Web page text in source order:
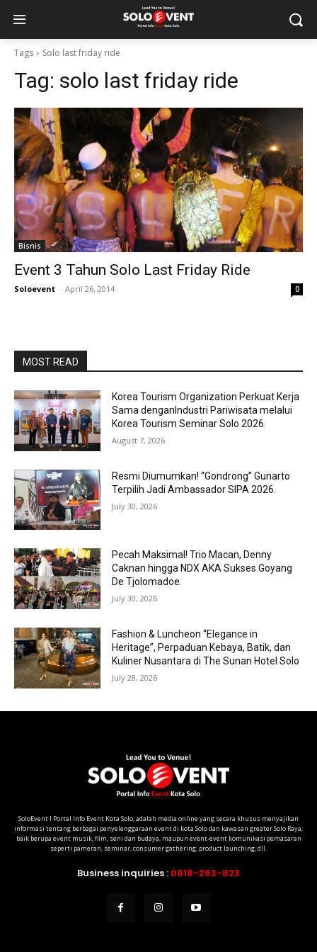
Tags Solo last friday ride
Tag: solo last friday ride
Bisnis
Event 3 Tahun Solo Last Friday Ride
Soloevent - April 26, 2014 0
MOST READ
Korea Tourism Organization Perkuat Kerja
Sama denganIndustri Pariwisata melalui
Korea Tourism Seminar Solo 2026
August 7, 2026
Resmi Diumumkan! “Gondrong” Gunarto
Terpilih Jadi Ambassador SIPA 2026.
July 30, 2026
Pecah Maksimal! Trio Macan, Denny
Caknan hingga NDX AKA Sukses Goyang
De Tjolomadoe.
July 30, 2026
Fashion & Luncheon “Elegance in
Heritage”, Perpaduan Kebaya, Batik, dan
Kuliner Nusantara di The Sunan Hotel Solo
July 28, 2026
SoloEvent I Portal Info Event Kota Solo, adalah media online yang secara khusus menyajikan
informasi tentang berbagai penyelenggaraan event di kota Solo dan kawasan greater Solo Raya;
baik berupa event musik, film, seni dan budaya, maupun event-event komunikasi pemasaran
seperti pameran, seminar, consumer gathering, product launching, dll.
Business inquiries : 0818-263-823